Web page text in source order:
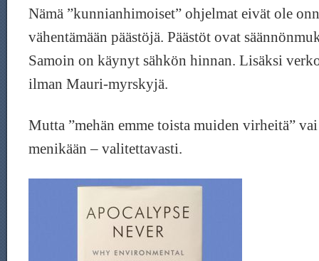
Nämä ”kunnianhimoiset” ohjelmat eivät ole
vähentämään päästöjä. Päästöt ovat
Samoin on käynyt sähkön hinnan. Lisäksi
ilman Mauri-myrskyjä.
Mutta ”mehän emme toista muiden virheitä”
menikään – valitettavasti.